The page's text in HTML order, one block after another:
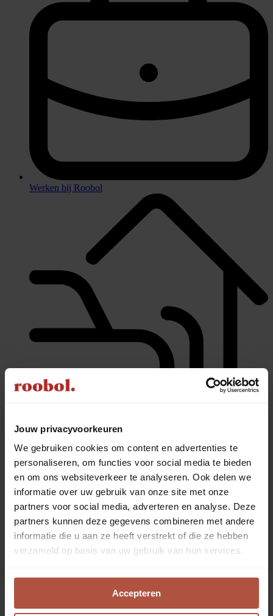
Jouw privacyvoorkeuren
We gebruiken cookies om content en advertenties te
personaliseren, om functies voor social media te bieden
en om ons websiteverkeer te analyseren. Ook delen we
informatie over uw gebruik van onze site met onze
partners voor social media, adverteren en analyse. Deze
partners kunnen deze gegevens combineren met andere
informatie die u aan ze heeft verstrekt of die ze hebben
verzameld op basis van uw gebruik van hun services.
Accepteren
Werken bij Roobol